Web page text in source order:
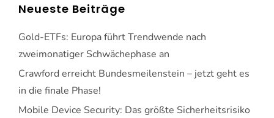
Neueste Beiträge
Gold-ETFs: Europa führt Trendwende nach
zweimonatiger Schwächephase an
Crawford erreicht Bundesmeilenstein – jetzt geht es
in die finale Phase!
Mobile Device Security: Das größte Sicherheitsrisiko